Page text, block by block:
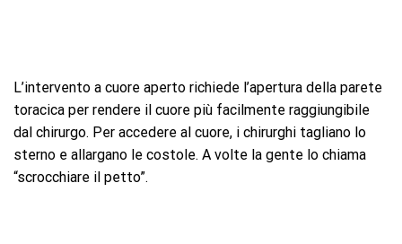
L’intervento a cuore aperto richiede l’apertura della parete
toracica per rendere il cuore più facilmente raggiungibile
dal chirurgo. Per accedere al cuore, i chirurghi tagliano lo
sterno e allargano le costole. A volte la gente lo chiama
“scrocchiare il petto”.